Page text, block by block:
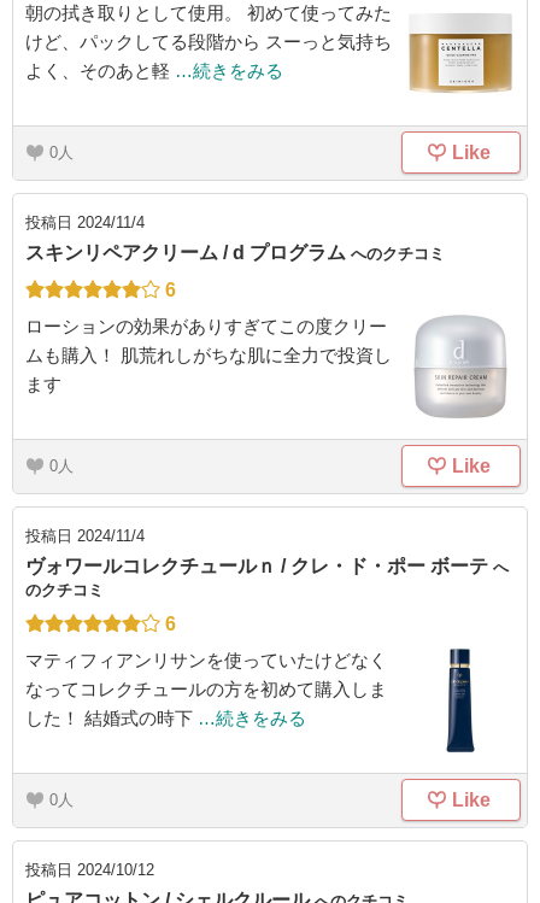
朝の拭き取りとして使用。 初めて使ってみた
けど、パックしてる段階から スーっと気持ち
よく、そのあと軽 …続きをみる
0 Like
投稿日 2024/11/4
スキンリペアクリーム / d プログラム へのクチコミ
6
ローションの効果がありすぎてこの度クリー
ムも購入！ 肌荒れしがちな肌に全力で投資し
ます
0 Like
投稿日 2024/11/4
ヴォワールコレクチュールｎ / クレ・ド・ポー ボーテ へ
のクチコミ
6
マティフィアンリサンを使っていたけどなく
なってコレクチュールの方を初めて購入しま
した！ 結婚式の時下 …続きをみる
0 Like
投稿日 2024/10/12